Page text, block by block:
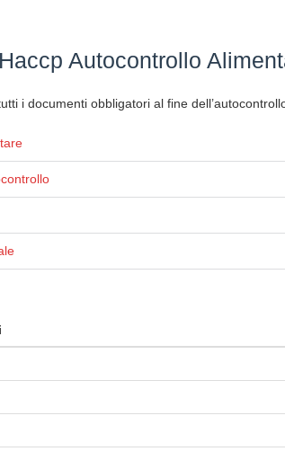
Autocontrollo
i documenti obbligatori al fine